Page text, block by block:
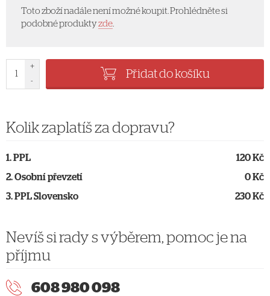
Toto zboží nadále není možné koupit. Prohlédněte si
podobné produktyzde.
+
-
Přidat do košíku
Kolik zaplatíš za dopravu?
PPL
120 Kč
Osobní převzetí
0 Kč
PPL Slovensko
230 Kč
Nevíš si rady s výběrem, pomoc je na
příjmu
608 980 098